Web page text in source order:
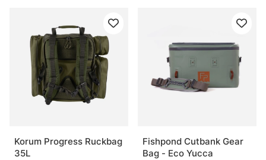
Korum Progress Ruckbag
35L
Fishpond Cutbank Gear
Bag - Eco Yucca